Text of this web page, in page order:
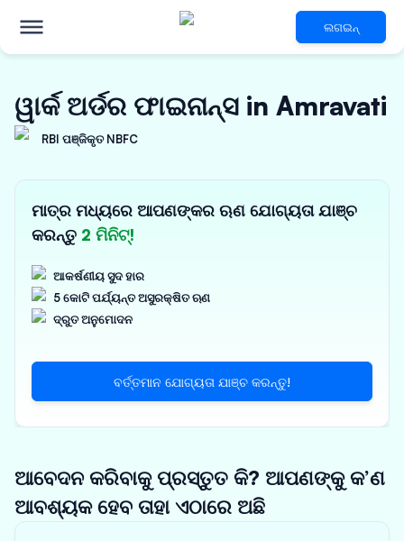
ଲଗଇନ୍
ୱାର୍କ ଅର୍ଡର ଫାଇନାନ୍ସ in Amravati
RBI ପଞ୍ଜିକୃତ NBFC
ମାତ୍ର ମଧ୍ୟରେ ଆପଣଙ୍କର ଋଣ ଯୋଗ୍ୟତା ଯାଞ୍ଚ
କରନ୍ତୁ 2 ମିନିଟ୍!
ଆକର୍ଷଣୀୟ ସୁଦ ହାର
5 କୋଟି ପର୍ଯ୍ୟନ୍ତ ଅସୁରକ୍ଷିତ ଋଣ
ଦ୍ରୁତ ଅନୁମୋଦନ
ବର୍ତ୍ତମାନ ଯୋଗ୍ୟତା ଯାଞ୍ଚ କରନ୍ତୁ!
ଆବେଦନ କରିବାକୁ ପ୍ରସ୍ତୁତ କି? ଆପଣଙ୍କୁ କ’ଣ
ଆବଶ୍ୟକ ହେବ ତାହା ଏଠାରେ ଅଛି